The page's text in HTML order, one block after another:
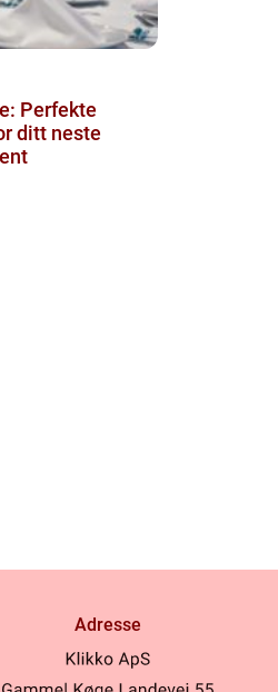
Perfekte
ditt neste
Adresse